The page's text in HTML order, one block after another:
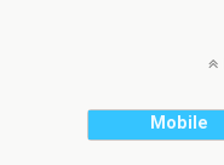
Mobile